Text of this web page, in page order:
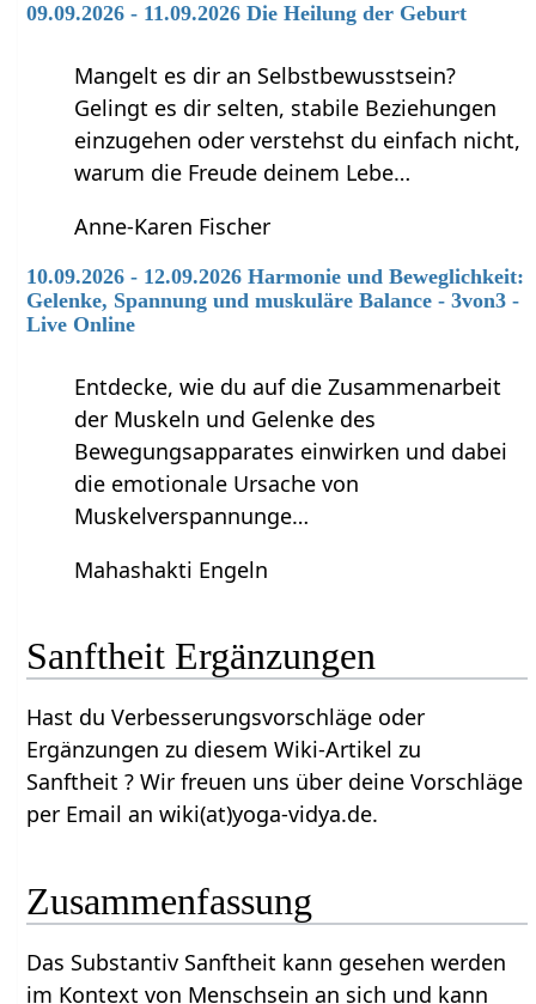
09.09.2026 - 11.09.2026 Die Heilung der Geburt
Mangelt es dir an Selbstbewusstsein?
Gelingt es dir selten, stabile Beziehungen
einzugehen oder verstehst du einfach nicht,
warum die Freude deinem Lebe…
Anne-Karen Fischer
10.09.2026 - 12.09.2026 Harmonie und Beweglichkeit:
Gelenke, Spannung und muskuläre Balance - 3von3 -
Live Online
Entdecke, wie du auf die Zusammenarbeit
der Muskeln und Gelenke des
Bewegungsapparates einwirken und dabei
die emotionale Ursache von
Muskelverspannunge…
Mahashakti Engeln
Sanftheit‏‎ Ergänzungen
Hast du Verbesserungsvorschläge oder
Ergänzungen zu diesem Wiki-Artikel zu
Sanftheit‏‎ ? Wir freuen uns über deine Vorschläge
per Email an wiki(at)yoga-vidya.de.
Zusammenfassung
Das Substantiv Sanftheit‏‎ kann gesehen werden
im Kontext von Menschsein an sich und kann